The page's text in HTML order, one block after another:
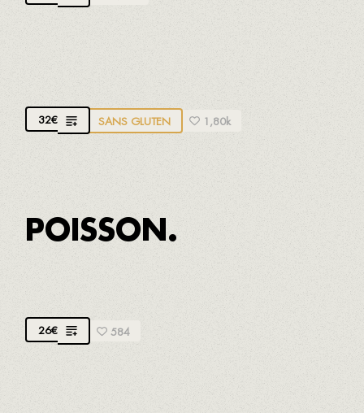
ZARZUELA DE POISSON ET FRUITS DE MER
32€ SANS GLUTEN 1,80k
POISSON.
MORUE AVEC AÏOLI DE COINGS
26€ 584
TURBOT AU FOUR AVEC POMMES DE